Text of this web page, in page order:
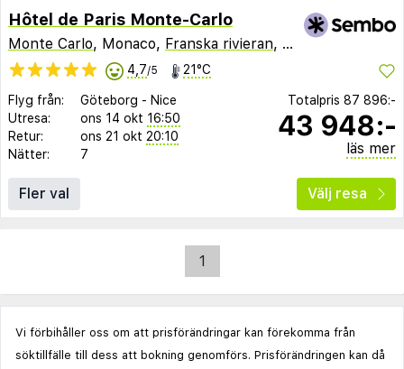
Hôtel de Paris Monte-Carlo
Monte Carlo, Monaco, Franska rivieran, Frankrike
4,7/5 21°C
Flyg från: Göteborg - Nice
Utresa:
ons 14 okt 16:50
Retur:
ons 21 okt 20:10
Nätter:
7
Totalpris 87 896:-
43 948:-
läs mer
Fler val Välj resa
1
Vi förbihåller oss om att prisförändringar kan förekomma från
söktillfälle till dess att bokning genomförs. Prisförändringen kan då